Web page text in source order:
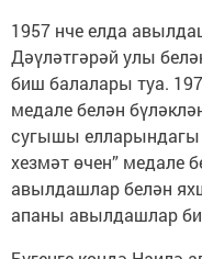
1957 нче елда
Дәүләтгәрәй улы
биш балалары туа.
медале белән
сугышы елларындагы
хезмәт өчен” медале
авылдашлар белән
апаны авылдашлар